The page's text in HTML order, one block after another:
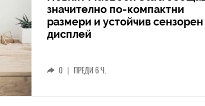
значително по-компактни
размери и устойчив сензорен
дисплей
0 | ПРЕДИ 6 Ч.